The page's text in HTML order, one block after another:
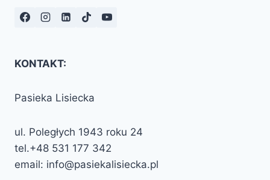
KONTAKT:
Pasieka Lisiecka
ul. Poległych 1943 roku 24
tel.+48 531 177 342
email: info@pasiekalisiecka.pl